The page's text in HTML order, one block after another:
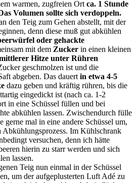
warmen, zugfreien Ort ca. 1 Stunde
Volumen sollte sich verdoppeln.
den Teig zum Gehen abstellt, mit der
denn diese muß gut abkühlen
oder gehackte
mit dem Zucker in einen kleinen
Hitze unter Rühren
geschmolzen ist und die
abgeben. Das dauert in etwa 4-5
dazu geben und kräftig rühren, bis die
eingedickt ist (nach ca. 1-2
in eine Schüssel füllen und bei
abkühlen lassen. Zwischendurch fülle
gerne mal in eine andere Schüssel um,
Abkühlungsprozess. Im Kühlschrank
versuchen, denn ich hätte
hierin zu starr werden und sich
lassen.
Teig nun einmal in der Schüssel
um der aufgeplusterten Luft Adé zu